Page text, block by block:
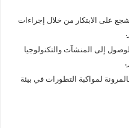
على الابتكار من خلال إجراءات
إلى المنشآت والتكنولوجيا
لمواكبة التطورات في بيئة